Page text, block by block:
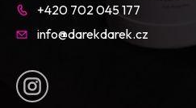
+420 702 045 177
info@darekdarek.cz